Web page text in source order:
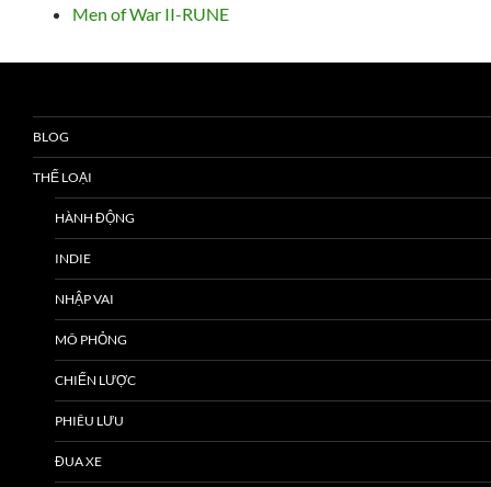
Men of War II-RUNE
BLOG
THỂ LOẠI
HÀNH ĐỘNG
INDIE
NHẬP VAI
MÔ PHỎNG
CHIẾN LƯỢC
PHIÊU LƯU
ĐUA XE